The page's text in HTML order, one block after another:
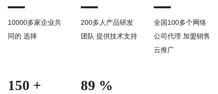
10000多家企业共
同的 选择
200多人产品研发
团队 提供技术支持
全国100多个网络
公司代理 加盟销售
云推广
150 + 89 %